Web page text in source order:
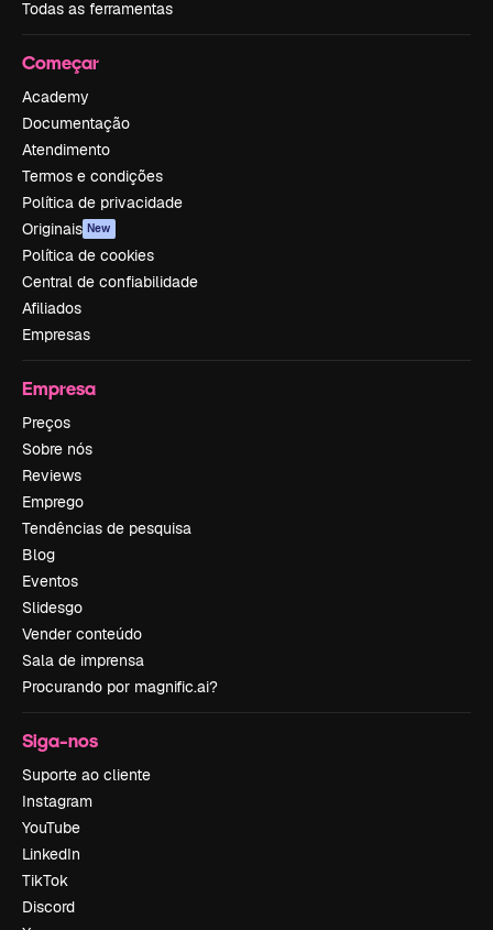
Todas as ferramentas
Começar
Academy
Documentação
Atendimento
Termos e condições
Política de privacidade
Originais New
Política de cookies
Central de confiabilidade
Afiliados
Empresas
Empresa
Preços
Sobre nós
Reviews
Emprego
Tendências de pesquisa
Blog
Eventos
Slidesgo
Vender conteúdo
Sala de imprensa
Procurando por magnific.ai?
Siga-nos
Suporte ao cliente
Instagram
YouTube
LinkedIn
TikTok
Discord